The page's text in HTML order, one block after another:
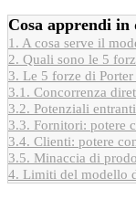
Cosa apprendi in
1. A cosa serve il
2. Quali sono le 5
3. Le 5 forze di
3.1. Concorrenza
3.2. Potenziali
3.3. Fornitori: potere
3.4. Clienti: potere
3.5. Minaccia di
4. Limiti del modello